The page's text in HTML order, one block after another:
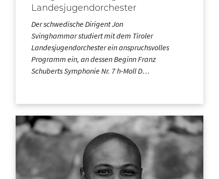
Landesjugendorchester
Der schwedische Dirigent Jon
Svinghammar studiert mit dem Tiroler
Landesjugendorchester ein anspruchsvolles
Programm ein, an dessen Beginn Franz
Schuberts Symphonie Nr. 7 h-Moll D…